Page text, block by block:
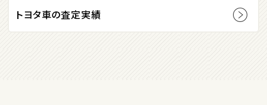
トヨタ車の査定実績